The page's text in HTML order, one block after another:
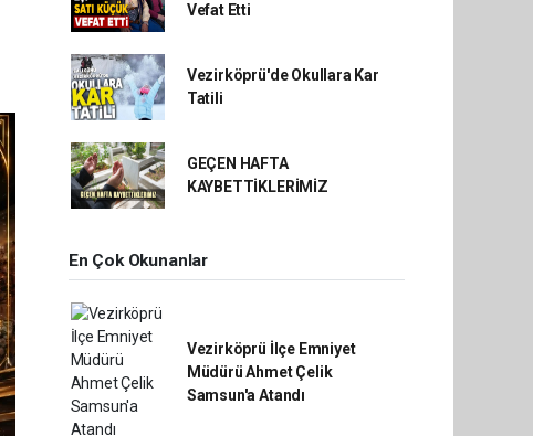
Vefat Etti
Vezirköprü'de Okullara Kar
Tatili
GEÇEN HAFTA
KAYBETTİKLERİMİZ
En Çok Okunanlar
Vezirköprü İlçe Emniyet
Müdürü Ahmet Çelik
Samsun'a Atandı